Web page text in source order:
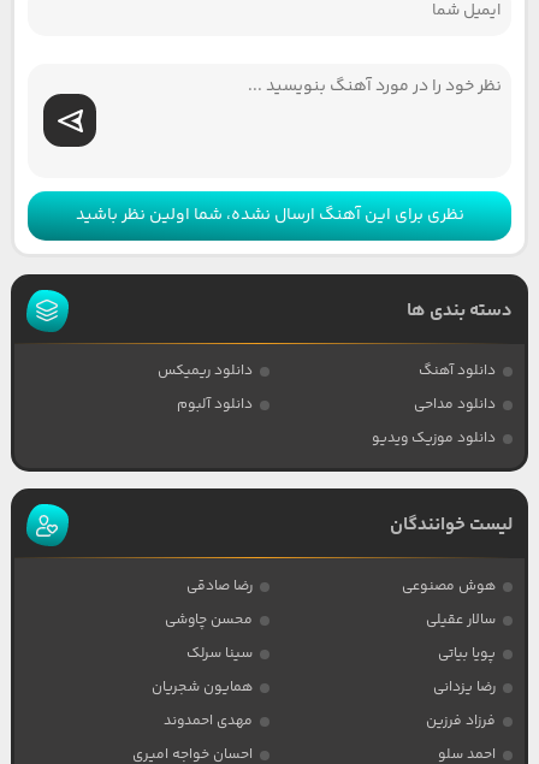
نظری برای این آهنگ ارسال نشده، شما اولین نظر باشید
دسته بندی ها
دانلود آهنگ
دانلود ریمیکس
دانلود مداحی
دانلود آلبوم
دانلود موزیک ویدیو
لیست خوانندگان
هوش مصنوعی
رضا صادقی
سالار عقیلی
محسن چاوشی
پویا بیاتی
سینا سرلک
رضا یزدانی
همایون شجریان
فرزاد فرزین
مهدی احمدوند
احمد سلو
احسان خواجه امیری